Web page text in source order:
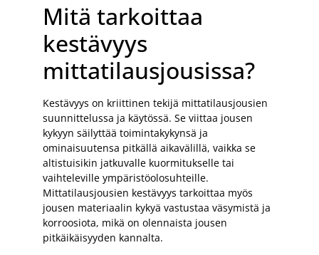
Mitä tarkoittaa
kestävyys
mittatilausjousissa?
Kestävyys on kriittinen tekijä mittatilausjousien
suunnittelussa ja käytössä. Se viittaa jousen
kykyyn säilyttää toimintakykynsä ja
ominaisuutensa pitkällä aikavälillä, vaikka se
altistuisikin jatkuvalle kuormitukselle tai
vaihteleville ympäristöolosuhteille.
Mittatilausjousien kestävyys tarkoittaa myös
jousen materiaalin kykyä vastustaa väsymistä ja
korroosiota, mikä on olennaista jousen
pitkäikäisyyden kannalta.